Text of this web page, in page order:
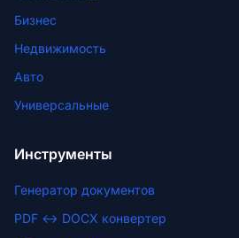
Бизнес
Недвижимость
Авто
Универсальные
Инструменты
Генератор документов
PDF ↔ DOCX конвертер